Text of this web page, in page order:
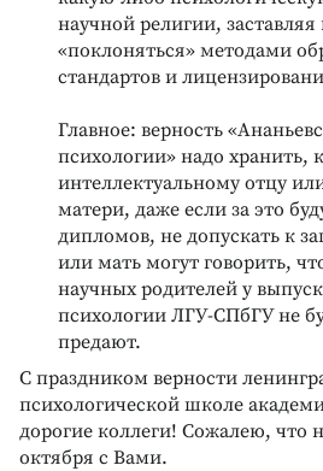
научной религии, заставляя
«поклоняться» методами
стандартов и
Главное: верность
психологии» надо хранить,
интеллектуальному отцу
матери, даже если за это
дипломов, не допускать к
или мать могут говорить,
научных родителей у
психологии ЛГУ-СПбГУ не
предают.
С праздником верности
психологической школе
дорогие коллеги! Сожалею, что
октября с Вами.